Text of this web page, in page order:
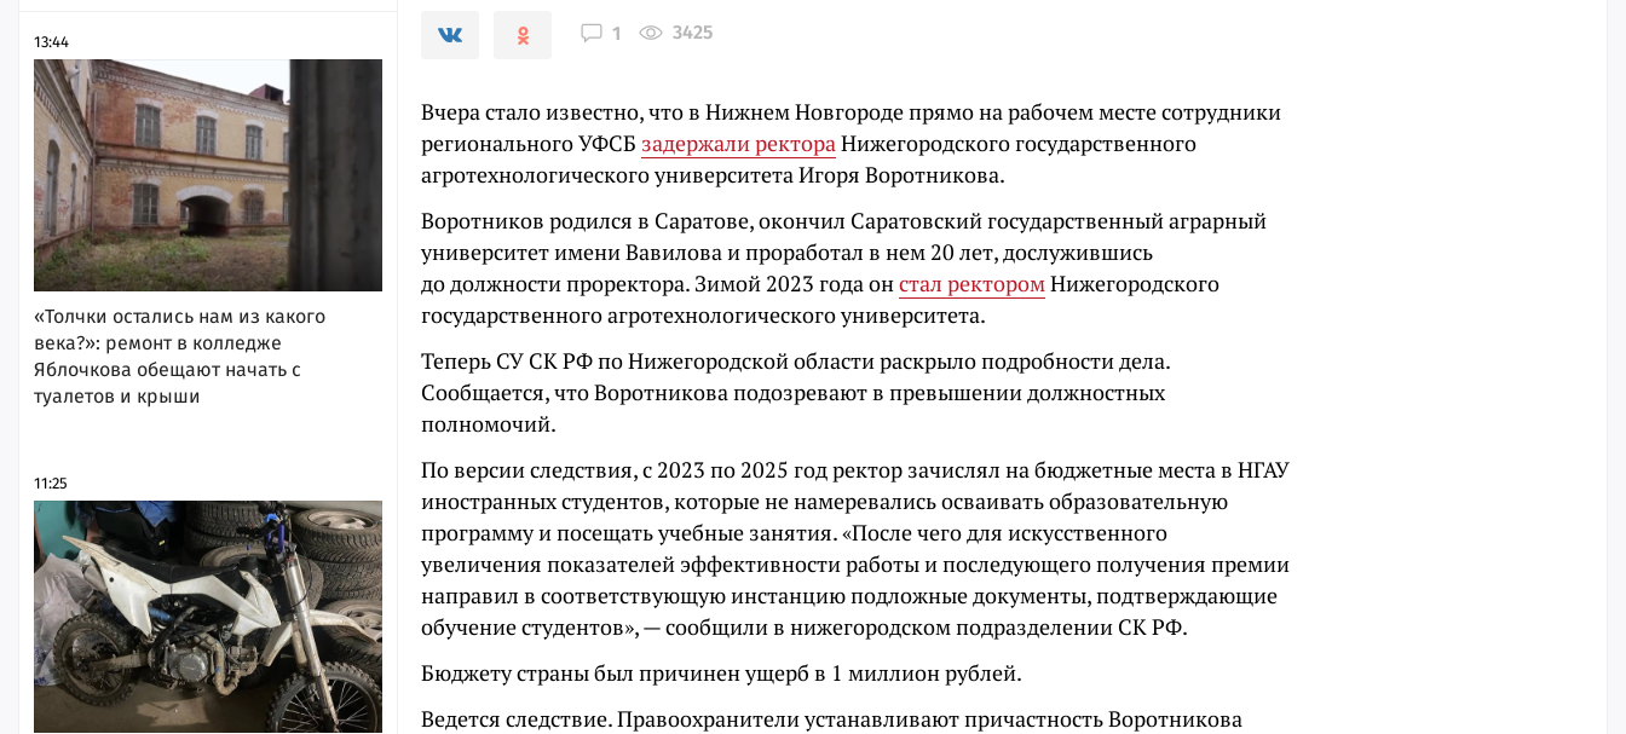
13:44
«Толчки остались нам из какого
века?»: ремонт в колледже
Яблочкова обещают начать с
туалетов и крыши
11:25
1 3425
Вчера стало известно, что в Нижнем Новгороде прямо на рабочем месте сотрудники
регионального УФСБ задержали ректораНижегородского государственного
агротехнологического университета Игоря Воротникова.
Воротников родился в Саратове, окончил Саратовский государственный аграрный
университет имени Вавилова и проработал в нем 20 лет, дослужившись
до должности проректора. Зимой 2023 года онстал ректоромНижегородского
государственного агротехнологического университета.
Теперь СУ СК РФ по Нижегородской области раскрыло подробности дела.
Сообщается, что Воротникова подозревают в превышении должностных
полномочий.
По версии следствия, с 2023 по 2025 год ректор зачислял на бюджетные места в НГАУ
иностранных студентов, которые не намеревались осваивать образовательную
программу и посещать учебные занятия. «После чего для искусственного
увеличения показателей эффективности работы и последующего получения премии
направил в соответствующую инстанцию подложные документы, подтверждающие
обучение студентов», — сообщили в нижегородском подразделении СК РФ.
Бюджету страны был причинен ущерб в 1 миллион рублей.
Ведется следствие. Правоохранители устанавливают причастность Воротникова